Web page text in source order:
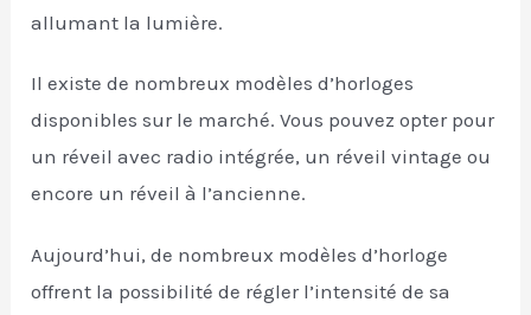
allumant la lumière.
Il existe de nombreux modèles d’horloges
disponibles sur le marché. Vous pouvez opter pour
un réveil avec radio intégrée, un réveil vintage ou
encore un réveil à l’ancienne.
Aujourd’hui, de nombreux modèles d’horloge
offrent la possibilité de régler l’intensité de sa